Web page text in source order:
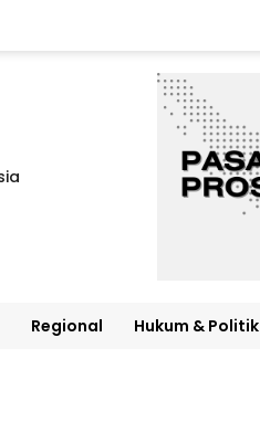
Regional Hukum & Politik